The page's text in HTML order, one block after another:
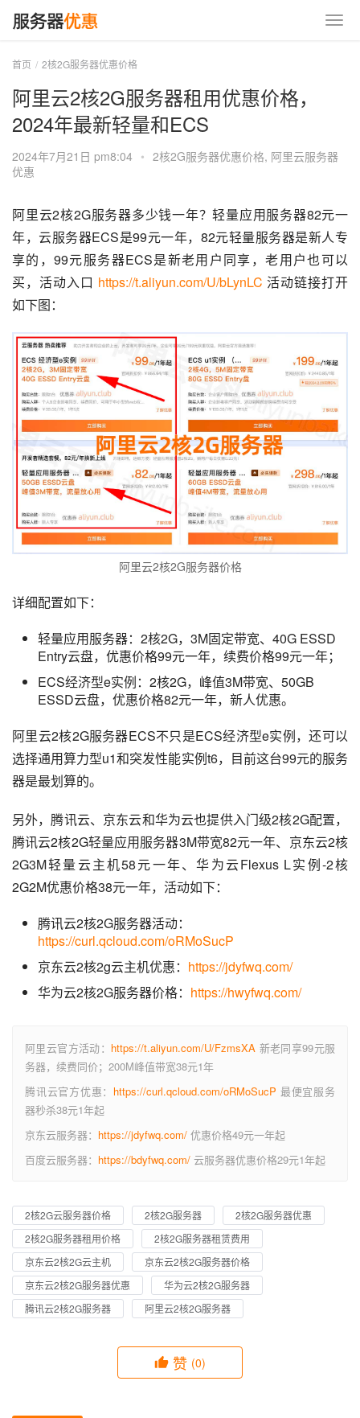
首页 2核2G服务器优惠价格
阿里云2核2G服务器租用优惠价格，
2024年最新轻量和ECS
2024年7月21日 pm8:04 • 2核2G服务器优惠价格, 阿里云服务器
优惠
阿里云2核2G服务器多少钱一年？轻量应用服务器82元一
年，云服务器ECS是99元一年，82元轻量服务器是新人专
享的，99元服务器ECS是新老用户同享，老用户也可以
买，活动入口 https://t.aliyun.com/U/bLynLC 活动链接打开
如下图：
阿里云2核2G服务器价格
详细配置如下：
轻量应用服务器：2核2G，3M固定带宽、40G ESSD
Entry云盘，优惠价格99元一年，续费价格99元一年；
ECS经济型e实例：2核2G，峰值3M带宽、50GB
ESSD云盘，优惠价格82元一年，新人优惠。
阿里云2核2G服务器ECS不只是ECS经济型e实例，还可以
选择通用算力型u1和突发性能实例t6，目前这台99元的服务
器是最划算的。
另外，腾讯云、京东云和华为云也提供入门级2核2G配置，
腾讯云2核2G轻量应用服务器3M带宽82元一年、京东云2核
2G3M轻量云主机58元一年、华为云Flexus L实例-2核
2G2M优惠价格38元一年，活动如下：
腾讯云2核2G服务器活动：
https://curl.qcloud.com/oRMoSucP
京东云2核2g云主机优惠： https://jdyfwq.com/
华为云2核2G服务器价格： https://hwyfwq.com/
阿里云官方活动： https://t.aliyun.com/U/FzmsXA 新老同享99元服
务器，续费同价；200M峰值带宽38元1年
腾讯云官方优惠： https://curl.qcloud.com/oRMoSucP 最便宜服务
器秒杀38元1年起
京东云服务器： https://jdyfwq.com/ 优惠价格49元一年起
百度云服务器： https://bdyfwq.com/ 云服务器优惠价格29元1年起
2核2G云服务器价格 2核2G服务器
2核2G服务器优惠
2核2G服务器租用价格
2核2G服务器租赁费用
京东云2核2G云主机
京东云2核2G服务器价格
京东云2核2G服务器优惠
华为云2核2G服务器
腾讯云2核2G服务器
阿里云2核2G服务器
赞 (0)